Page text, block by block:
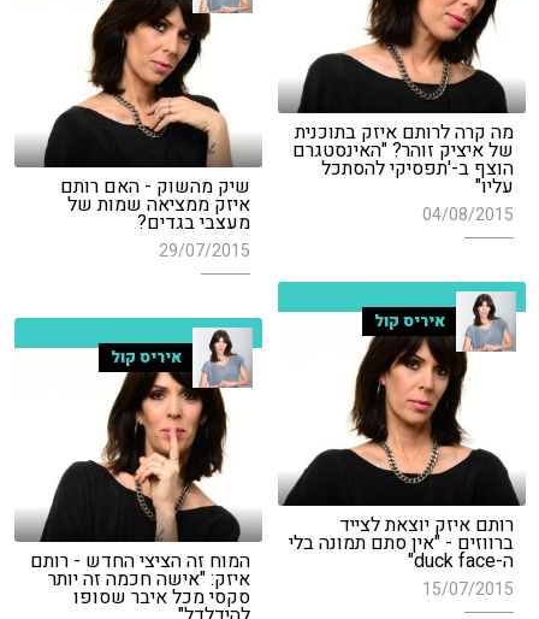
מה קרה לרותם איזק בתוכנית
של איציק זוהר? "האינסטגרם
הוצף ב-'תפסיקי להסתכל
עליו"
04/08/2015
שיק מהשוק - האם רותם
איזק ממציאה שמות של
מעצבי בגדים?
29/07/2015
איריס קול
רותם איזק יוצאת לצייד
ברווזים - "אין סתם תמונה בלי
ה-duck face"
15/07/2015
איריס קול
המוח זה הציצי החדש - רותם
איזק: "אישה חכמה זה יותר
סקסי מכל איבר שסופו